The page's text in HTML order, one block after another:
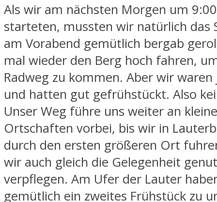
Als wir am nächsten Morgen um
starteten, mussten wir natürlich das
am Vorabend gemütlich bergab
mal wieder den Berg hoch fahren,
Radweg zu kommen. Aber wir
und hatten gut gefrühstückt. Also
Unser Weg führe uns weiter an
Ortschaften vorbei, bis wir in
durch den ersten größeren Ort
wir auch gleich die Gelegenheit
verpflegen. Am Ufer der Lauter
gemütlich ein zweites Frühstück zu